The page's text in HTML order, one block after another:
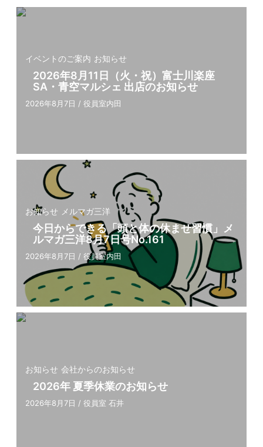
イベントのご案内 お知らせ
2026年8月11日（火・祝）富士川楽座
SA・青空マルシェ 出店のお知らせ
2026年8月7日 / 役員室内田
お知らせ メルマガ三洋
今⽇からできる「頭と体の休ませ習慣」メ
ルマガ三洋8⽉7⽇号No.161
2026年8月7日 / 役員室内田
お知らせ 会社からのお知らせ
2026年 夏季休業のお知らせ
2026年8月7日 / 役員室 石井